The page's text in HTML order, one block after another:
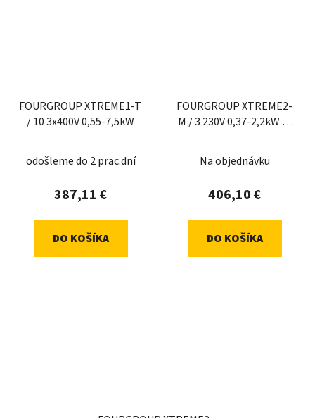
FOURGROUP XTREME1-T
/ 10 3x400V 0,55-7,5kW
odošleme do 2 prac.dní
387,11 €
DO KOŠÍKA
FOURGROUP XTREME2-
M / 3 230V 0,37-2,2kW 2-
Na objednávku
406,10 €
DO KOŠÍKA